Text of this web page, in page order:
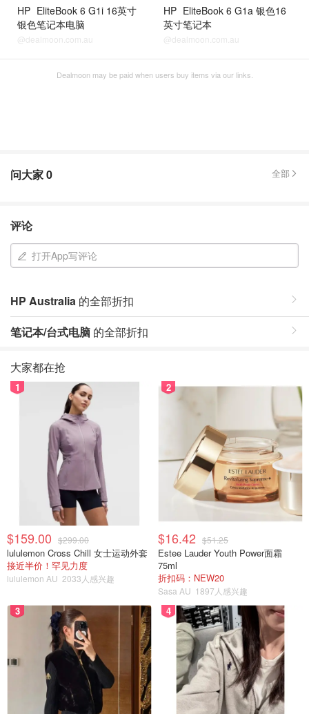
HP EliteBook 6 G1i 16英寸
银色笔记本电脑
@dealmoon.com.au
HP EliteBook 6 G1a 银色16
英寸笔记本
@dealmoon.com.au
Dealmoon may be paid when users buy items via our links.
问大家0 全部
评论
打开App写评论
HP Australia 的全部折扣
笔记本/台式电脑 的全部折扣
大家都在抢
1
$159.00 $299.00
lululemon Cross Chill 女士运动外套
接近半价！罕见力度
lululemon AU 2033人感兴趣
2
$16.42 $51.25
Estee Lauder Youth Power面霜
75ml
折扣码：NEW20
Sasa AU 1897人感兴趣
3 4